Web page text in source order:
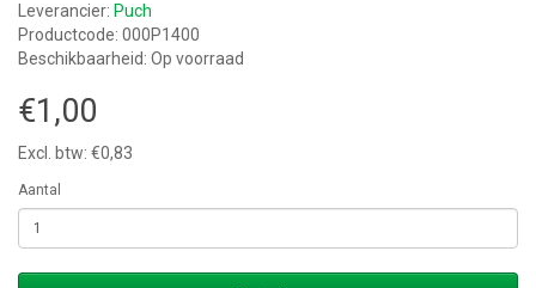
Leverancier: Puch
Productcode: 000P1400
Beschikbaarheid: Op voorraad
€1,00
Excl. btw: €0,83
Aantal